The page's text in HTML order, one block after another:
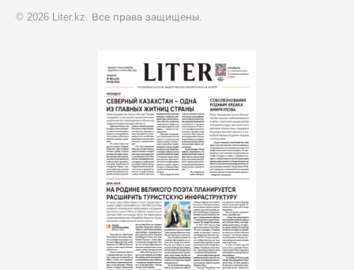
© 2026 Liter.kz. Все права защищены.